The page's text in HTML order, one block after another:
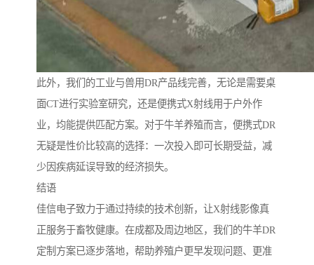
此外，我们的工业与兽用DR产品线完善，无论是需要桌
面CT进行实验室研究，还是便携式X射线用于户外作
业，均能提供匹配方案。对于牛羊养殖而言，便携式DR
无疑是性价比较高的选择：一次投入即可长期受益，减
少因疾病延误导致的经济损失。
结语
佳信电子致力于通过持续的技术创新，让X射线影像真
正服务于畜牧健康。在成都及周边地区，我们的牛羊DR
定制方案已逐步落地，帮助养殖户更早发现问题、更准